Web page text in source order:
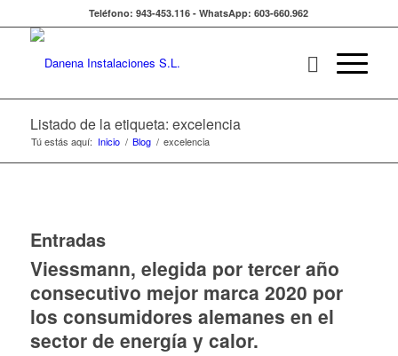
Teléfono: 943-453.116 - WhatsApp: 603-660.962
Listado de la etiqueta: excelencia
Tú estás aquí: Inicio / Blog / excelencia
Entradas
Viessmann, elegida por tercer año
consecutivo mejor marca 2020 por
los consumidores alemanes en el
sector de energía y calor.